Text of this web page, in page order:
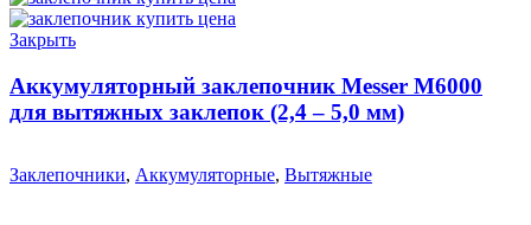
Закрыть
Аккумуляторный заклепочник Messer M6000
для вытяжных заклепок (2,4 – 5,0 мм)
Заклепочники, Аккумуляторные, Вытяжные